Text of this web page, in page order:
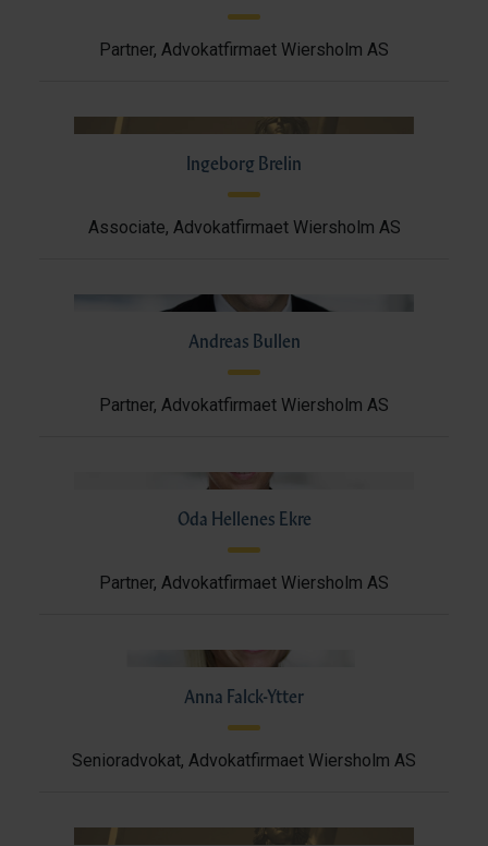
Partner, Advokatfirmaet Wiersholm AS
Ingeborg Brelin
Associate, Advokatfirmaet Wiersholm AS
Andreas Bullen
Partner, Advokatfirmaet Wiersholm AS
Oda Hellenes Ekre
Partner, Advokatfirmaet Wiersholm AS
Anna Falck-Ytter
Senioradvokat, Advokatfirmaet Wiersholm AS